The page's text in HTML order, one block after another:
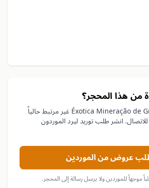
من هذا المحجر؟
Éxotica Mineração de Granitos Ltda Me غير مرتبط حالياً
انشر طلب توريد ليرد الموردون
عروض من الموردين
موجهاً للموردين ولا يرسل رسالة إلى المحجر.